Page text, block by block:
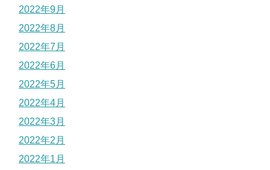
2022年9月
2022年8月
2022年7月
2022年6月
2022年5月
2022年4月
2022年3月
2022年2月
2022年1月